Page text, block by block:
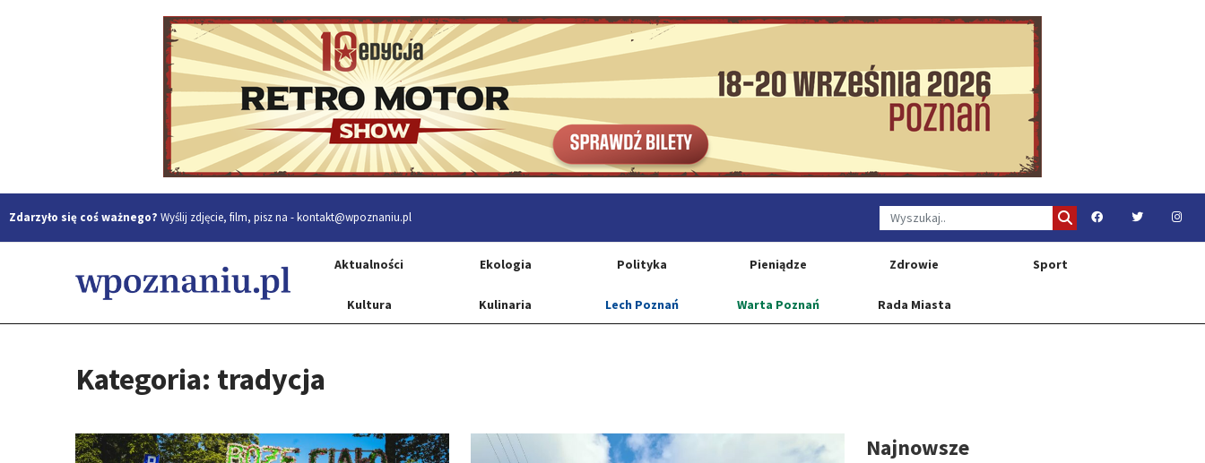
Zdarzyło się coś ważnego? Wyślij zdjęcie, film, pisz na -kontakt@wpoznaniu.pl
Aktualności Ekologia Polityka Pieniądze Zdrowie Sport
Kultura Kulinaria Lech Poznań Warta Poznań Rada Miasta
Kategoria: tradycja
Najnowsze